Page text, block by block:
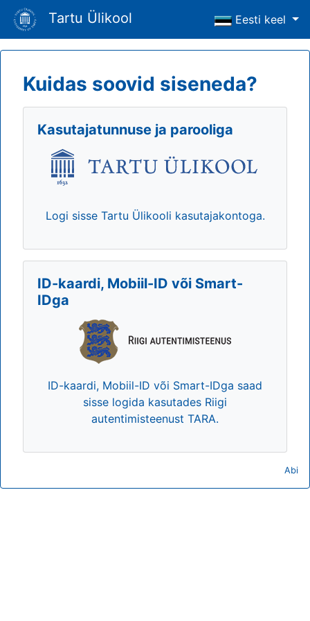
Tartu Ülikool Eesti keel
Kuidas soovid siseneda?
Kasutajatunnuse ja parooliga
Logi sisse Tartu Ülikooli kasutajakontoga.
ID-kaardi, Mobiil-ID või Smart-
IDga
ID-kaardi, Mobiil-ID või Smart-IDga saad
sisse logida kasutades Riigi
autentimisteenust TARA.
Abi